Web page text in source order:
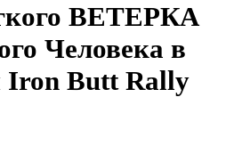
ВЕТЕРКА
Человека в
Iron Butt Rally